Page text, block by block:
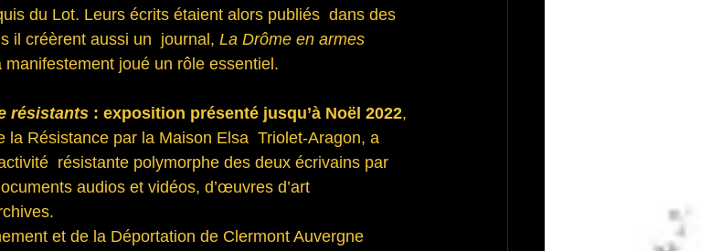
du Lot. Leurs écrits étaient alors publiés  dans des
il créèrent aussi un  journal, La Drôme en armes
manifestement joué un rôle essentiel.
résistants : exposition présenté jusqu’à Noël 2022,
la Résistance par la Maison Elsa  Triolet-Aragon, a
résistante polymorphe des deux écrivains par
audios et vidéos, d’œuvres d’art
et de la Déportation de Clermont Auvergne